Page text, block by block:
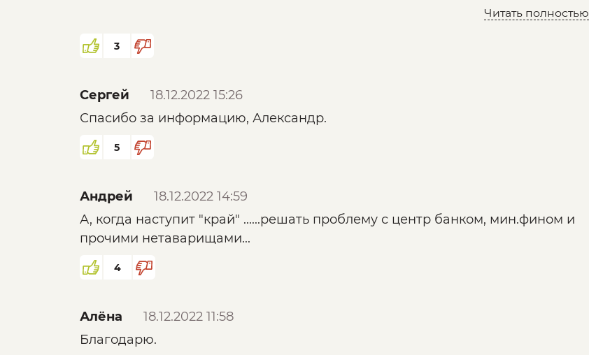
грамотно показал, рассказал, по цветам и полочкам разложил!! Александр,
Читать полностью
3
Сергей
18.12.2022 15:26
Спасибо за информацию, Александр.
5
Андрей
18.12.2022 14:59
А, когда наступит "край" ......решать проблему с центр банком, мин.фином и
прочими нетаварищами...
4
Алёна
18.12.2022 11:58
Благодарю.